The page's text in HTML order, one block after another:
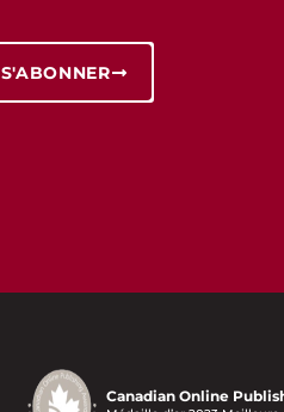
S'ABONNER
Canadian Online